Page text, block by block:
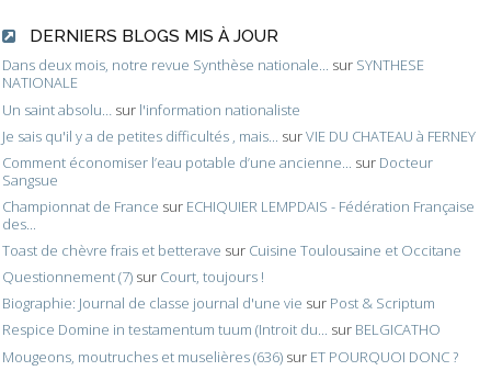
DERNIERS BLOGS MIS À JOUR
Dans deux mois, notre revue Synthèse nationale... sur SYNTHESE
NATIONALE
Un saint absolu… sur l'information nationaliste
Je sais qu'il y a de petites difficultés , mais... surVIE DU CHATEAU à FERNEY
Comment économiser l’eau potable d’une ancienne... sur Docteur
Sangsue
Championnat de France sur ECHIQUIER LEMPDAIS - Fédération Française
des...
Toast de chèvre frais et betterave sur Cuisine Toulousaine et Occitane
Questionnement (7) sur Court, toujours !
Biographie: Journal de classe journal d'une vie sur Post & Scriptum
Respice Domine in testamentum tuum (Introit du... sur BELGICATHO
Mougeons, moutruches et muselières (636) sur ET POURQUOI DONC ?